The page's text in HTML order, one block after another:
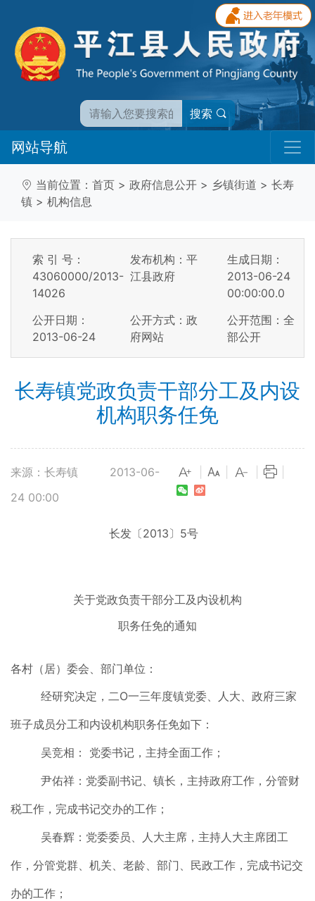
搜索
网站导航
当前位置： 首页 > 政府信息公开 > 乡镇街道 > 长寿
镇 > 机构信息
索 引 号：
43060000/2013-
14026
发布机构：平
江县政府
生成日期：
2013-06-24
00:00:00.0
公开日期：
2013-06-24
公开方式：政
府网站
公开范围：全
部公开
长寿镇党政负责干部分工及内设
机构职务任免
来源：长寿镇
2013-06-
24 00:00
长发〔2013〕5号
关于党政负责干部分工及内设机构
职务任免的通知
各村（居）委会、部门单位：
经研究决定，二O一三年度镇党委、人大、政府三家
班子成员分工和内设机构职务任免如下：
吴竞相： 党委书记，主持全面工作；
尹佑祥：党委副书记、镇长，主持政府工作，分管财
税工作，完成书记交办的工作；
吴春辉：党委委员、人大主席，主持人大主席团工
作，分管党群、机关、老龄、部门、民政工作，完成书记交
办的工作；